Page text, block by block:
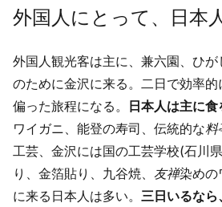
外国人にとって、日本
外国人観光客は主に、兼六園、ひ
のために金沢に来る。二日で効率
偏った旅程になる。 日本人は主に
ワイガニ、能登の寿司、伝統的な料
工芸、金沢には国の工芸学校(石川
り、金箔貼り、九谷焼、 友禅染めの
に来る日本人は多い。 三日いるな